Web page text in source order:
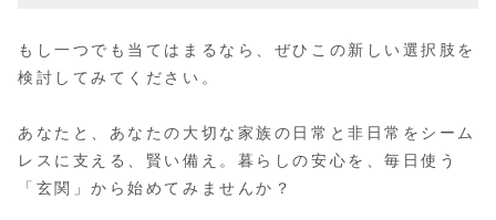
もし一つでも当てはまるなら、ぜひこの新しい選択肢を
検討してみてください。
あなたと、あなたの大切な家族の日常と非日常をシーム
レスに支える、賢い備え。暮らしの安心を、毎日使う
「玄関」から始めてみませんか？